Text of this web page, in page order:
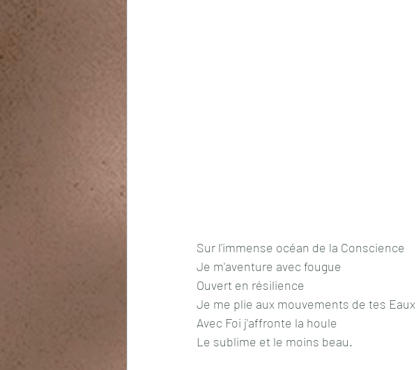
Sur l'immense océan de la Conscience
Je m'aventure avec fougue
Ouvert en résilience
Je me plie aux mouvements de tes Eaux
Avec Foi j'affronte la houle
Le sublime et le moins beau.